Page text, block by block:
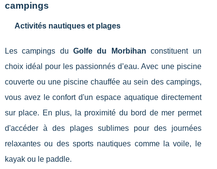
campings
Activités nautiques et plages
Les campings duGolfe du Morbihan constituent un
choix idéal pour les passionnés d’eau. Avec une piscine
couverte ou une piscine chauffée au sein des campings,
vous avez le confort d'un espace aquatique directement
sur place. En plus, la proximité du bord de mer permet
d'accéder à des plages sublimes pour des journées
relaxantes ou des sports nautiques comme la voile, le
kayak ou le paddle.